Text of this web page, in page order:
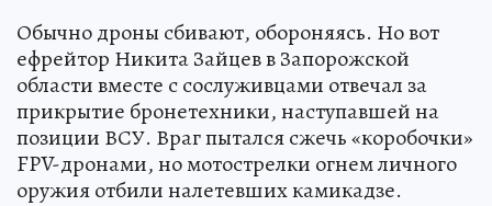
Обычно дроны сбивают, обороняясь. Но вот
ефрейтор Никита Зайцев в Запорожской
области вместе с сослуживцами отвечал за
прикрытие бронетехники, наступавшей на
позиции ВСУ. Враг пытался сжечь «коробочки»
FPV-дронами, но мотострелки огнем личного
оружия отбили налетевших камикадзе.